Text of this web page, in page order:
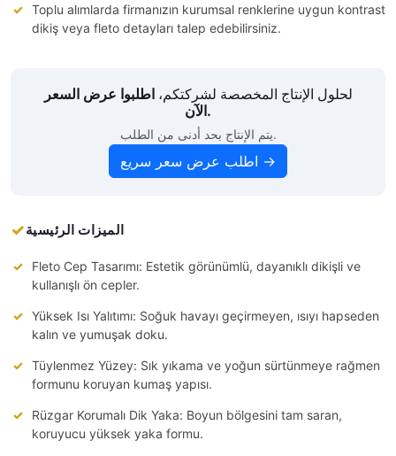
الميزات الرئيسية
Fleto Cep Tasarımı: Estetik görünümlü, dayanıklı dikişli ve
kullanışlı ön cepler.
Yüksek Isı Yalıtımı: Soğuk havayı geçirmeyen, ısıyı hapseden
kalın ve yumuşak doku.
Tüylenmez Yüzey: Sık yıkama ve yoğun sürtünmeye rağmen
formunu koruyan kumaş yapısı.
Rüzgar Korumalı Dik Yaka: Boyun bölgesini tam saran,
koruyucu yüksek yaka formu.
Toplu alımlarda firmanızın kurumsal renklerine uygun kontrast
dikiş veya fleto detayları talep edebilirsiniz.
لحلول الإنتاج المخصصة لشركتكم،اطلبوا عرض السعر
الآن.
يتم الإنتاج بحد أدنى من الطلب.
اطلب عرض سعر سريع →